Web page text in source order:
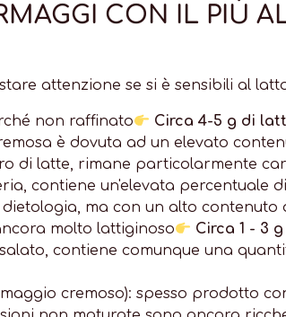
CON IL PIÙ
attenzione se si è sensibili al
non raffinato
Circa 4-5 g di
è dovuta ad un elevato
di latte, rimane particolarmente
contiene un'elevata percentuale
ma con un alto contenuto
molto lattiginoso
Circa 1 - 3
contiene comunque una
cremoso): spesso prodotto